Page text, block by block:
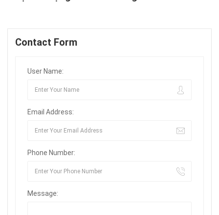
Contact Form
User Name:
Email Address:
Phone Number:
Message: